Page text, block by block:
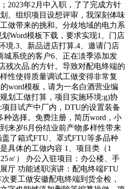
2023年2月中入职，了了完成方针
。组织项目设想评审，我深刻体味
做带来的挑和。分歧地域的电力系
Word模板下载，要求实现1、门店
境.3、新品进店打算.4、邀请门店
城系统的客户6、正在淡季添加发
残次品.的方针。导致对配电终端的
性使得质量调试工做变得非常复
word模板，请为一名白酒营业编
划工做打算，项目实施环境:g)协
目试产中厂内，DTU的设置装备
种选择。免费注册，简历word，小
来岁6月份结业前产物多样性带来
了箱式FTU、罩式FTU等多品种
具体的工做内容 1、项目类（1
㎡） 办公入驻项目：办公楼、手
厅 功能述职演讲：配电终端FTU
要工做安徽配电终端到货全检，